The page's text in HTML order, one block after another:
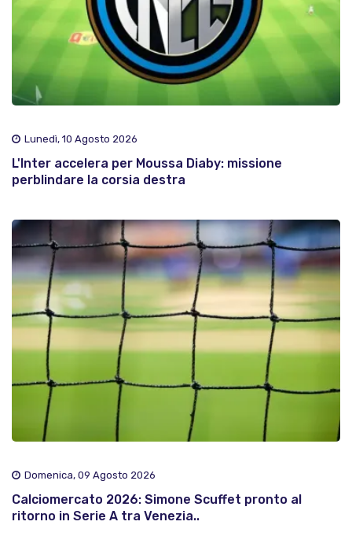
Lunedì, 10 Agosto 2026
L'Inter accelera per Moussa Diaby: missione
perblindare la corsia destra
Domenica, 09 Agosto 2026
Calciomercato 2026: Simone Scuffet pronto al
ritorno in Serie A tra Venezia..